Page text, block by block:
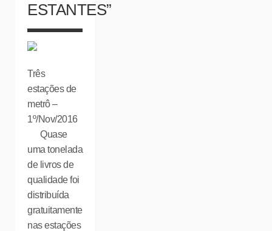
ESTANTES”
Três
estações de
metrô –
1º/Nov/2016
Quase
uma tonelada
de livros de
qualidade foi
distribuída
gratuitamente
nas estações